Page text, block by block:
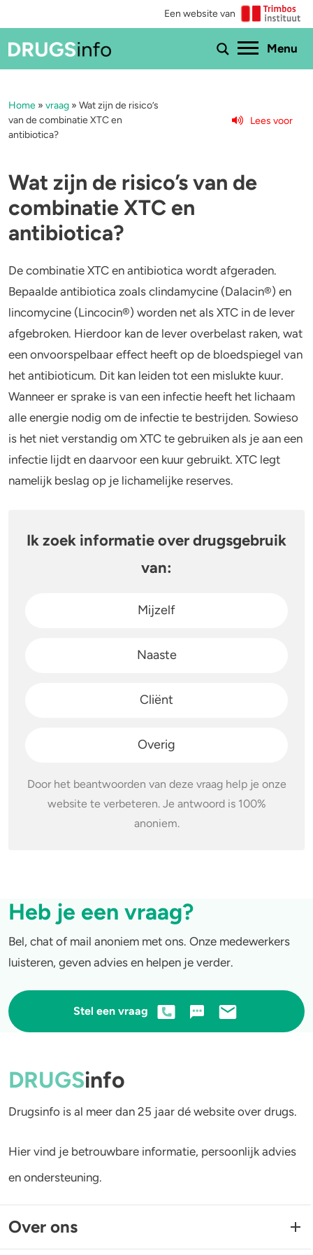
Een website van
Menu
Menu
Bekijk alle drugs
XTC / MDMA
Cocaïne
Speed
3-MMC
GHB
Alcohol
Lachgas
Paddo’s en truffels
Ketamine
Aantoonbaarheid
Zwangerschap
Drugs & de wet
Combinaties & medicijnen
Zorgen om iemand
Stoppen of minderen
Feiten over verslaving
Verkeer
Check je gebruik
Home » vraag » Wat zijn de risico’s
van de combinatie XTC en
antibiotica?
Lees voor
Wat zijn de risico’s van de
combinatie XTC en
antibiotica?
De combinatie XTC en antibiotica wordt afgeraden.
Bepaalde antibiotica zoals clindamycine (Dalacin®) en
lincomycine (Lincocin®) worden net als XTC in de lever
afgebroken. Hierdoor kan de lever overbelast raken, wat
een onvoorspelbaar effect heeft op de bloedspiegel van
het antibioticum. Dit kan leiden tot een mislukte kuur.
Wanneer er sprake is van een infectie heeft het lichaam
alle energie nodig om de infectie te bestrijden. Sowieso
is het niet verstandig om XTC te gebruiken als je aan een
infectie lijdt en daarvoor een kuur gebruikt. XTC legt
namelijk beslag op je lichamelijke reserves.
Ik zoek informatie over drugsgebruik
van:
Mijzelf
Naaste
Cliënt
Overig
Door het beantwoorden van deze vraag help je onze
website te verbeteren. Je antwoord is 100%
anoniem.
Heb je een vraag?
Bel, chat of mail anoniem met ons. Onze medewerkers
luisteren, geven advies en helpen je verder.
Stel een vraag
DRUGSinfo
Drugsinfo is al meer dan 25 jaar dé website over drugs.
Hier vind je betrouwbare informatie, persoonlijk advies
en ondersteuning.
Over ons